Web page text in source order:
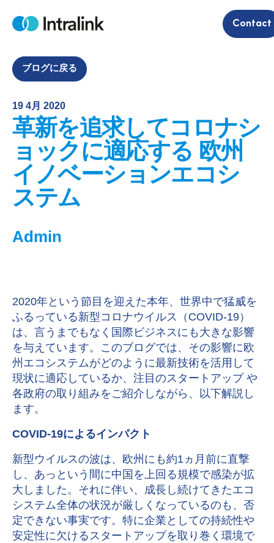
H
e
Contact
ブログに戻る
19 4月 2020
革新を追求してコロナシ
ョックに適応する 欧州
イノベーションエコシ
ステム
Admin
2020年という節目を迎えた本年、世界中で猛威を
ふるっている新型コロナウイルス（COVID-19）
は、言うまでもなく国際ビジネスにも大きな影響
を与えています。このブログでは、その影響に欧
州エコシステムがどのように最新技術を活用して
現状に適応しているか、注目のスタートアップ や
各政府の取り組みをご紹介しながら、以下解説し
ます。
COVID-19によるインパクト
新型ウイルスの波は、欧州にも約1ヵ月前に直撃
し、あっという間に中国を上回る規模で感染が拡
大しました。それに伴い、成長し続けてきたエコ
システム全体の状況が厳しくなっているのも、否
定できない事実です。特に企業としての持続性や
安定性に欠けるスタートアップを取り巻く環境で